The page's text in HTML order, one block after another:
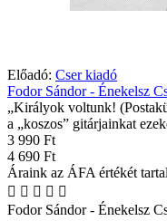
Előadó: Cser kiadó
Fodor Sándor - Énekelsz
„Királyok voltunk!
a „koszos” gitárjainkat
3 990 Ft
4 690 Ft
Áraink az ÁFA értékét
Fodor Sándor - Énekelsz